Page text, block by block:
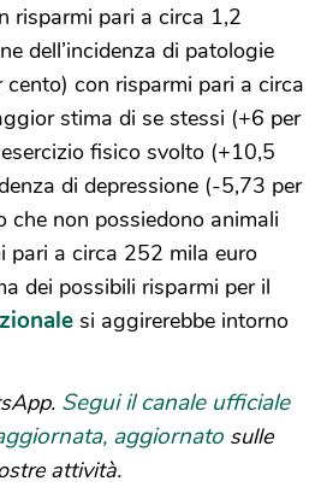
risparmi pari a circa 1,2
dell’incidenza di patologie
con risparmi pari a circa
stima di se stessi (+6 per
fisico svolto (+10,5
di depressione (-5,73 per
che non possiedono animali
pari a circa 252 mila euro
dei possibili risparmi per il
si aggirerebbe intorno
Segui il canale ufficiale
aggiornato sulle
attività.